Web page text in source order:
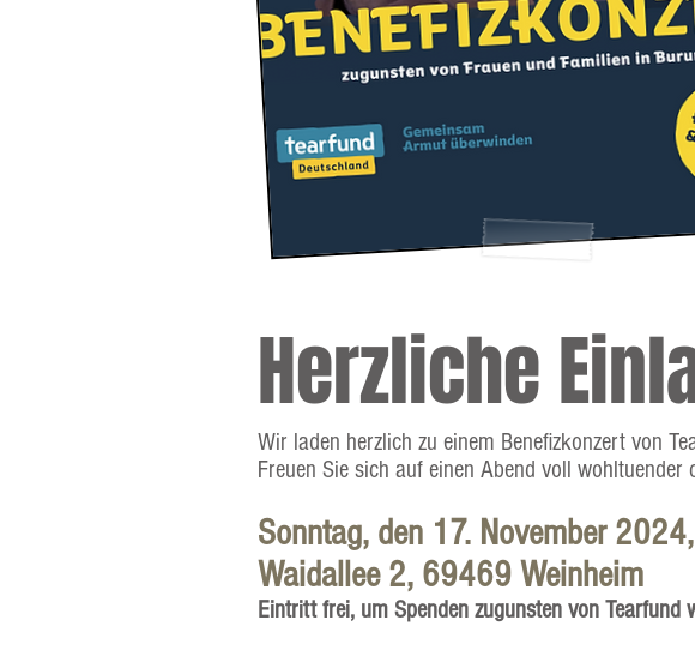
Herzliche
Wir laden herzlich zu einem Benefizkonzert von
Freuen Sie sich auf einen Abend voll
Sonntag, den 17. November
Waidallee 2, 69469 Weinheim
Eintritt frei, um Spenden zugunsten von Tearfund